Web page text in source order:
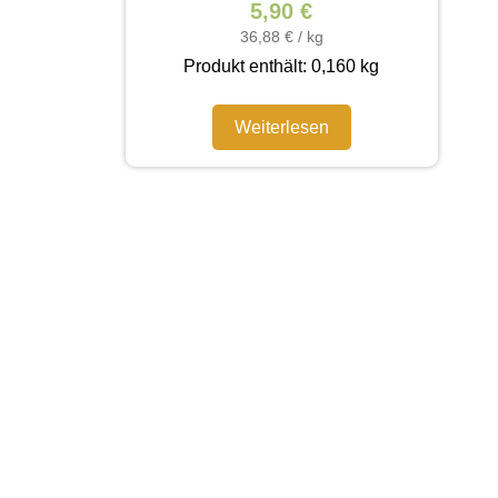
5,90€
36,88 €/ kg
Produkt enthält: 0,160 kg
Weiterlesen